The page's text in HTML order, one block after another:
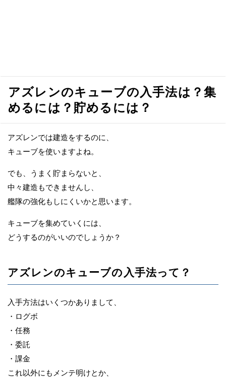
アズレンのキューブの入手法は？集
めるには？貯めるには？
アズレンでは建造をするのに、
キューブを使いますよね。
でも、うまく貯まらないと、
中々建造もできませんし、
艦隊の強化もしにくいかと思います。
キューブを集めていくには、
どうするのがいいのでしょうか？
アズレンのキューブの入手法って？
入手方法はいくつかありまして、
・ログボ
・任務
・委託
・課金
これ以外にもメンテ明けとか、